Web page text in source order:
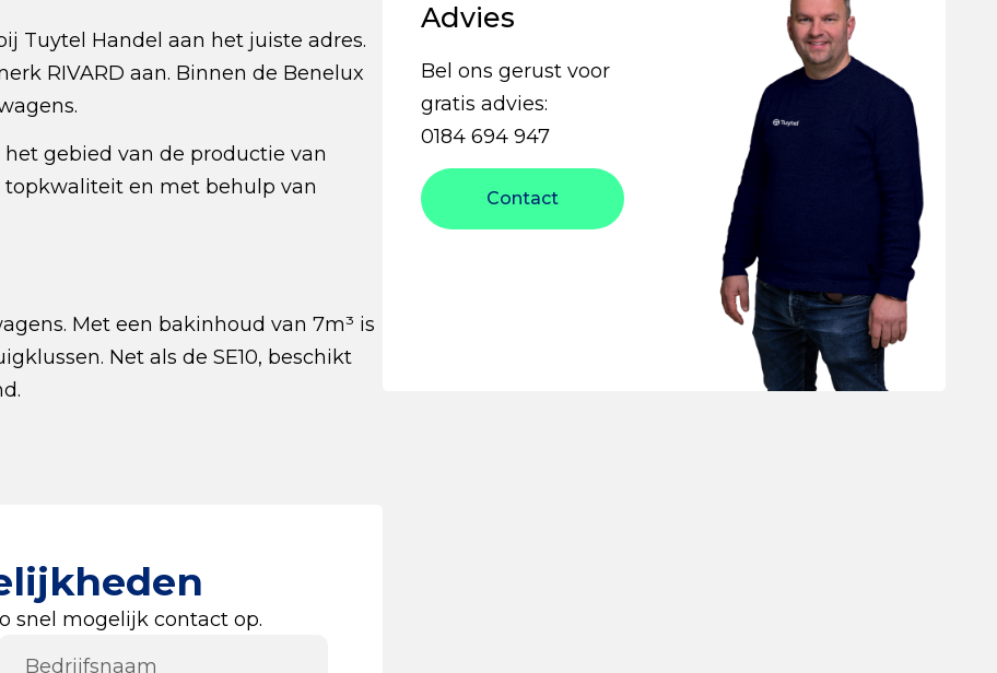
Tuytel Handel aan het juiste adres.
RIVARD aan. Binnen de Benelux
gebied van de productie van
topkwaliteit en met behulp van
Met een bakinhoud van 7m³ is
Net als de SE10, beschikt
snel mogelijk contact op.
Advies
Bel ons gerust voor
gratis advies:
0184 694 947
Contact